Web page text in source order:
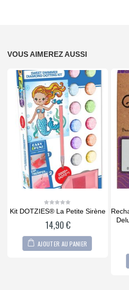
VOUS AIMEREZ AUSSI
0
of
Kit DOTZIES® La Petite Sirène
14,90€
AJOUTER AU PANIER